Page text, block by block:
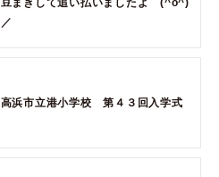
／
高浜市立港小学校 第４３回入学式